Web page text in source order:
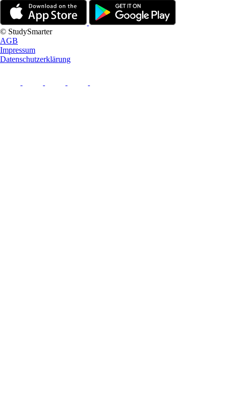
© StudySmarter
AGB
Impressum
Datenschutzerklärung